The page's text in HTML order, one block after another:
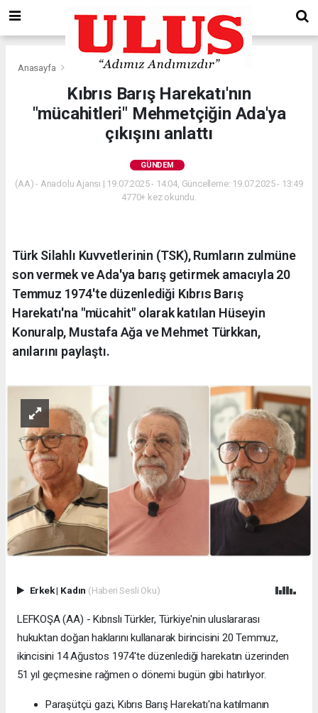
Anasayfa Gündem
Kıbrıs Barış Harekatı'nın
"mücahitleri" Mehmetçiğin Ada'ya
çıkışını anlattı
GÜNDEM
(AA) - Anadolu Ajansı | 19.07.2025 - 14:04, Güncelleme: 19.07.2025 - 13:49
4770+ kez okundu.
Türk Silahlı Kuvvetlerinin (TSK), Rumların zulmüne
son vermek ve Ada'ya barış getirmek amacıyla 20
Temmuz 1974'te düzenlediği Kıbrıs Barış
Harekatı'na "mücahit" olarak katılan Hüseyin
Konuralp, Mustafa Ağa ve Mehmet Türkkan,
anılarını paylaştı.
Erkek| Kadın (Haberi Sesli Oku)
LEFKOŞA (AA) - Kıbrıslı Türkler, Türkiye'nin uluslararası
hukuktan doğan haklarını kullanarak birincisini 20 Temmuz,
ikincisini 14 Ağustos 1974'te düzenlediği harekatın üzerinden
51 yıl geçmesine rağmen o dönemi bugün gibi hatırlıyor.
Paraşütçü gazi, Kıbrıs Barış Harekatı'na katılmanın